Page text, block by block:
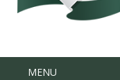
MENU